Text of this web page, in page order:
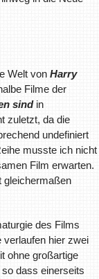
Welt von Harry
Filme der
sindin
zuletzt, da die
undefiniert
musste ich nicht
Film erwarten.
gleichermaßen
des Films
verlaufen hier zwei
ohne großartige
dass einerseits